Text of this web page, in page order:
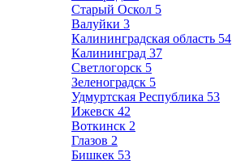
Старый Оскол 5
Валуйки 3
Калининградская область 54
Калининград 37
Светлогорск 5
Зеленоградск 5
Удмуртская Республика 53
Ижевск 42
Воткинск 2
Глазов 2
Бишкек 53